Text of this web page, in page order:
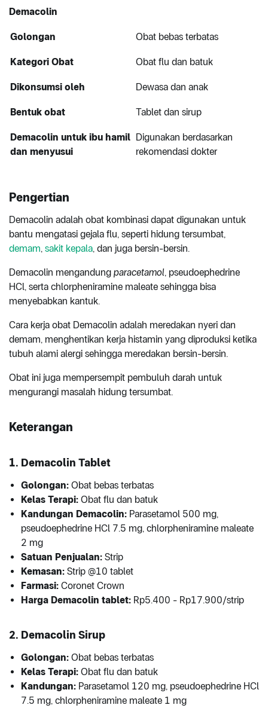
Demacolin
Golongan Obat bebas terbatas
Kategori Obat Obat flu dan batuk
Dikonsumsi oleh Dewasa dan anak
Bentuk obat Tablet dan sirup
Demacolin untuk ibu hamil
dan menyusui
Digunakan berdasarkan
rekomendasi dokter
Pengertian
Demacolin adalah obat kombinasi dapat digunakan untuk
bantu mengatasi gejala flu, seperti hidung tersumbat,
demam, sakit kepala, dan juga bersin-bersin.
Demacolin mengandung paracetamol, pseudoephedrine
HCl, serta chlorpheniramine maleate sehingga bisa
menyebabkan kantuk.
Cara kerja obat Demacolin adalah meredakan nyeri dan
demam, menghentikan kerja histamin yang diproduksi ketika
tubuh alami alergi sehingga meredakan bersin-bersin.
Obat ini juga mempersempit pembuluh darah untuk
mengurangi masalah hidung tersumbat.
Keterangan
1. Demacolin Tablet
Golongan: Obat bebas terbatas
Kelas Terapi: Obat flu dan batuk
Kandungan Demacolin: Parasetamol 500 mg,
pseudoephedrine HCl 7.5 mg, chlorpheniramine maleate
2 mg
Satuan Penjualan: Strip
Kemasan: Strip @10 tablet
Farmasi: Coronet Crown
Harga Demacolin tablet: Rp5.400 - Rp17.900/strip
2. Demacolin Sirup
Golongan: Obat bebas terbatas
Kelas Terapi: Obat flu dan batuk
Kandungan: Parasetamol 120 mg, pseudoephedrine HCl
7.5 mg, chlorpheniramine maleate 1 mg